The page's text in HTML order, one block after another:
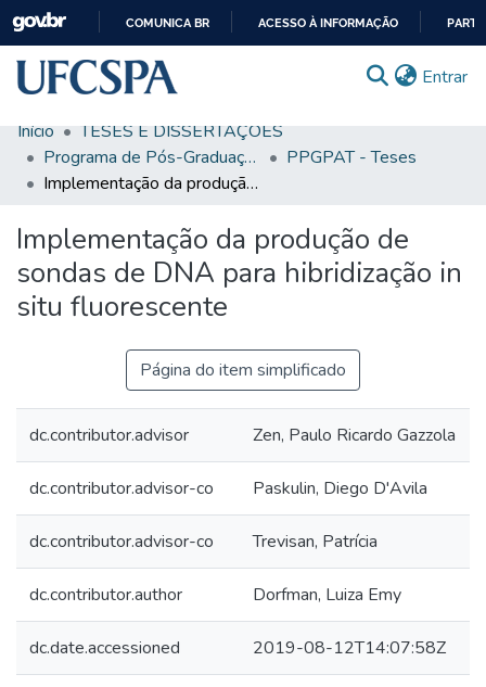
CONTEÚDO
COMUNICA BR ACESSO À INFORMAÇÃO
Entrar
Comunidades & Coleções
Busca Facetada
Estatísticas
Autoarquivamento
Sobre o RI-UFCSPA
Ajuda
Início
TESES E DISSERTAÇÕES
Programa de Pós-Graduação em Patologia
PPGPAT - Teses
Implementação da produção de sondas de DNA para hibridização in situ fluorescente
Implementação da produção de
sondas de DNA para hibridização in
situ fluorescente
Página do item simplificado
dc.contributor.advisor Zen, Paulo Ricardo Gazzola
dc.contributor.advisor-co Paskulin, Diego D'Avila
dc.contributor.advisor-co Trevisan, Patrícia
dc.contributor.author Dorfman, Luiza Emy
dc.date.accessioned 2019-08-12T14:07:58Z